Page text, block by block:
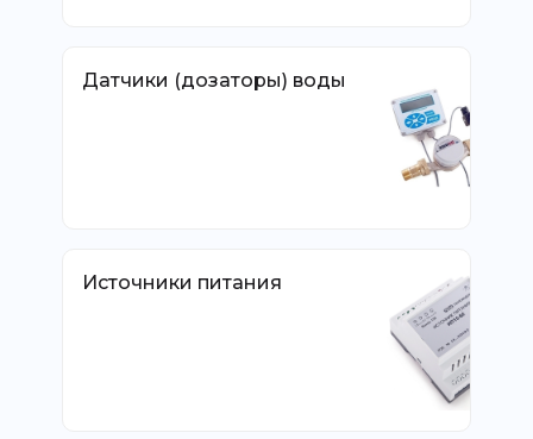
Датчики (дозаторы) воды
Источники питания